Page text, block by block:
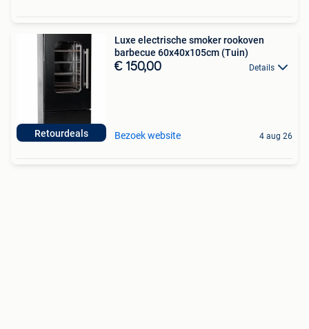
Retourdeals
Luxe electrische smoker rookoven
barbecue 60x40x105cm (Tuin)
€ 150,00 Details
Bezoek website 4 aug 26